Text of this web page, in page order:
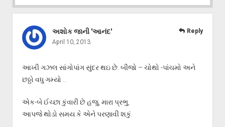
અશોક જાની 'આનંદ'
April 10, 2013
આખી ગઝલ સાંગોપાંગ સુંદર થઇ છે. બીજો – ચોથો -પાંચમો અને
છઠ્ઠો વધુ ગમ્યો ..
એક-બે ઈચ્છા કુંવારી છે હજુ, મારા પ્રભુ,
આપજે થોડો સમય કે એને પરણાવી શકું.
Reply